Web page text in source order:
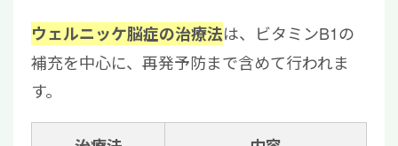
ウェルニッケ脳症の治療法は、ビタミンB1の
補充を中心に、再発予防まで含めて行われま
す。